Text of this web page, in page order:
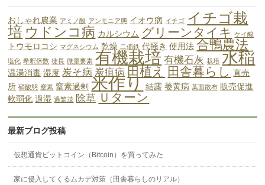
おしゃれ農業 アミノ酸 アンモニア態 イオウ病 イチゴ イチゴ栽
培 ウドンコ病 カルシウム グリーンタイキ ケイ酸
トウモロコシ マグネシウム 乾燥 二価鉄 代掻き 使用法 合鴨農法
塩化 希釈倍数 徒長 微量要素 有機栽培 有機石灰 栽培 水稲
温湯消毒 湿度 炭そ病 炭疽病 田植え 田舎暮らし 直売
所 硝酸態 窒素 窒素過剰 米作り 結露 萎黄病 葉面散布 販売促進
軟弱化 過湿 過繁茂 除草 Ｕターン
最新ブログ投稿
仮想通貨ビットコイン（Bitcoin）を買ってみた
家に侵入してくるムカデ対策（田舎暮らしのリアル）